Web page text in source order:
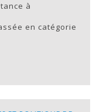
à
en catégorie